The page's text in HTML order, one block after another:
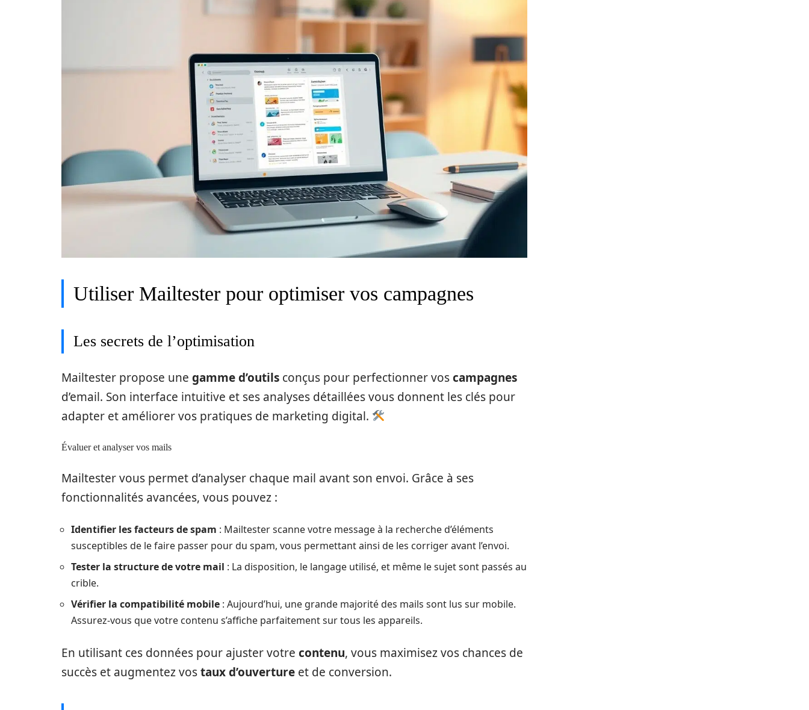
Utiliser Mailtester pour optimiser vos campagnes
Les secrets de l’optimisation
Mailtester propose une gamme d’outils conçus pour perfectionner voscampagnes
d’email. Son interface intuitive et ses analyses détaillées vous donnent les clés pour
adapter et améliorer vos pratiques de marketing digital.
Évaluer et analyser vos mails
Mailtester vous permet d’analyser chaque mail avant son envoi. Grâce à ses
fonctionnalités avancées, vous pouvez :
Identifier les facteurs de spam : Mailtester scanne votre message à la recherche d’éléments
susceptibles de le faire passer pour du spam, vous permettant ainsi de les corriger avant l’envoi.
Tester la structure de votre mail : La disposition, le langage utilisé, et même le sujet sont passés au
crible.
Vérifier la compatibilité mobile : Aujourd’hui, une grande majorité des mails sont lus sur mobile.
Assurez-vous que votre contenu s’affiche parfaitement sur tous les appareils.
En utilisant ces données pour ajuster votre contenu, vous maximisez vos chances de
succès et augmentez vostaux d’ouverture et de conversion.